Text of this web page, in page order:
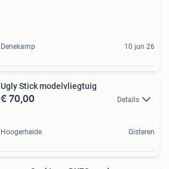
Denekamp 10 jun 26
Ugly Stick modelvliegtuig
€ 70,00 Details
Hoogerheide Gisteren